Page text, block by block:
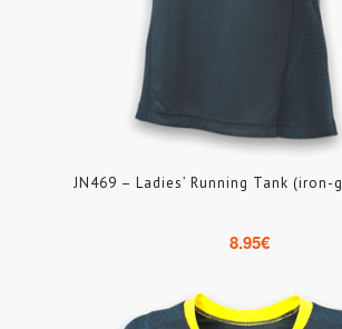
JN469 – Ladies’ Running Tank
8.95€